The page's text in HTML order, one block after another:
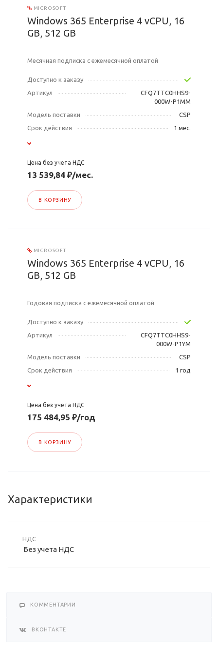
MICROSOFT
Windows 365 Enterprise 4 vCPU, 16
GB, 512 GB
Месячная подписка с ежемесячной оплатой
Доступно к заказу
Артикул
CFQ7TTC0HHS9-
000W-P1MM
Модель поставки
CSP
Срок действия
1 мес.
Цена без учета НДС
13 539,84 ₽/мес.
В КОРЗИНУ
MICROSOFT
Windows 365 Enterprise 4 vCPU, 16
GB, 512 GB
Годовая подписка с ежемесячной оплатой
Доступно к заказу
Артикул
CFQ7TTC0HHS9-
000W-P1YM
Модель поставки
CSP
Срок действия
1 год
Цена без учета НДС
175 484,95 ₽/год
В КОРЗИНУ
Характеристики
НДС
Без учета НДС
КОММЕНТАРИИ
ВКОНТАКТЕ